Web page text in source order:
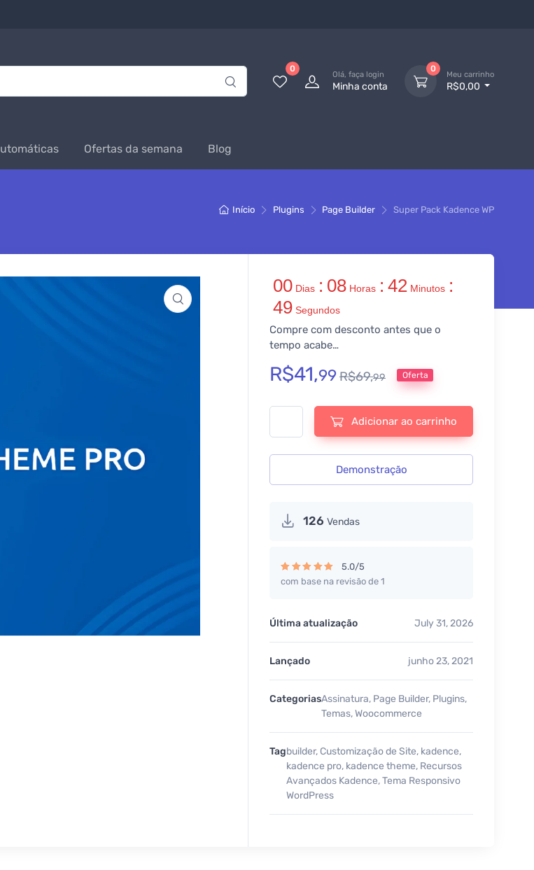
0
Olá, faça login
Minha conta
0
Meu carrinho
R$0,00
Ofertas da semana Blog
Início Plugins Page Builder Super Pack Kadence WP
00 Dias : 08 Horas : 42 Minutos :
48 Segundos
Compre com desconto antes que o
tempo acabe…
R$41,99R$69,99 Oferta
Super Pack Kadence WP quantidade
Adicionar ao carrinho
Demonstração
126 Vendas
5.0/5
com base na revisão de 1
Última atualização July 31, 2026
Lançado junho 23, 2021
CategoriasAssinatura, Page Builder, Plugins,
Temas,Woocommerce
Tagbuilder, Customização de Site, kadence,
kadence pro, kadence theme, Recursos
Avançados Kadence,Tema Responsivo
WordPress